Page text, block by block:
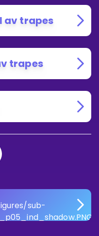
av trapes
trapes